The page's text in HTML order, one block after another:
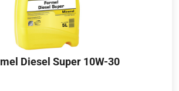
Diesel Super 10W-30